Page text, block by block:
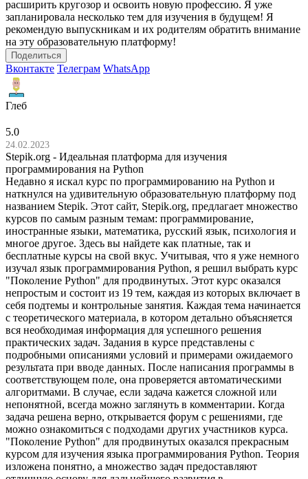
расширить кругозор и освоить новую профессию. Я уже
запланировала несколько тем для изучения в будущем! Я
рекомендую выпускникам и их родителям обратить внимание
на эту образовательную платформу!
Поделиться
Вконтакте Телеграм WhatsApp
Глеб
5.0
24.02.2023
Stepik.org - Идеальная платформа для изучения
программирования на Python
Недавно я искал курс по программированию на Python и
наткнулся на удивительную образовательную платформу под
названием Stepik. Этот сайт, Stepik.org, предлагает множество
курсов по самым разным темам: программирование,
иностранные языки, математика, русский язык, психология и
многое другое. Здесь вы найдете как платные, так и
бесплатные курсы на свой вкус. Учитывая, что я уже немного
изучал язык программирования Python, я решил выбрать курс
"Поколение Python" для продвинутых. Этот курс оказался
непростым и состоит из 19 тем, каждая из которых включает в
себя подтемы и контрольные занятия. Каждая тема начинается
с теоретического материала, в котором детально объясняется
вся необходимая информация для успешного решения
практических задач. Задания в курсе представлены с
подробными описаниями условий и примерами ожидаемого
результата при вводе данных. После написания программы в
соответствующем поле, она проверяется автоматическими
алгоритмами. В случае, если задача кажется сложной или
непонятной, всегда можно заглянуть в комментарии. Когда
задача решена верно, открывается форум с решениями, где
можно ознакомиться с подходами других участников курса.
"Поколение Python" для продвинутых оказался прекрасным
курсом для изучения языка программирования Python. Теория
изложена понятно, а множество задач предоставляют